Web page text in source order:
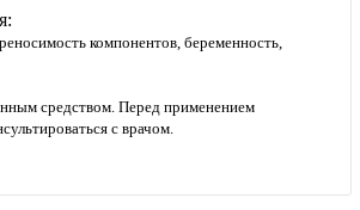
компонентов, беременность,
средством. Перед применением
с врачом.